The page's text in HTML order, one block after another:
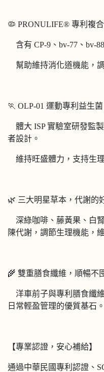
🦠 PRONULIFE® 專利複
含有 CP-9、bv-77、bv-
幫助維持消化道機能，
🏃 OLP-01 運動專利益生菌
體大 ISP 實驗室研發監
者設計。
維持旺盛體力，支持生
🌿 三大明星草本，代謝的
深綠咖啡、藤黃果、白
陳代謝，調節生理機能，
🌾 雙重膳食纖維，順暢不
洋車前子與專利膳食纖
日常輕盈管理的優質基石。
【專業認證，安心補給】
通過中華民國專利認證、